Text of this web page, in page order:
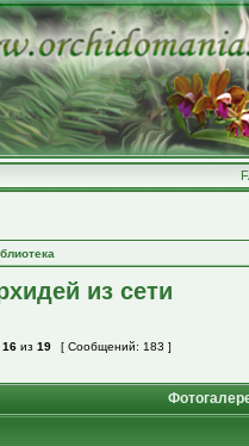
из сети
16 из 19 [ Сообщений: 183 ]